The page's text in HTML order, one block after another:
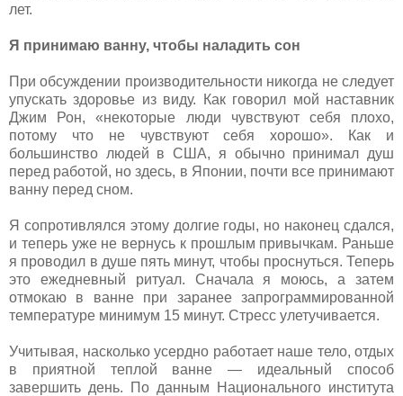
лет.
Я принимаю ванну, чтобы наладить сон
При обсуждении производительности никогда не следует
упускать здоровье из виду. Как говорил мой наставник
Джим Рон, «некоторые люди чувствуют себя плохо,
потому что не чувствуют себя хорошо». Как и
большинство людей в США, я обычно принимал душ
перед работой, но здесь, в Японии, почти все принимают
ванну перед сном.
Я сопротивлялся этому долгие годы, но наконец сдался,
и теперь уже не вернусь к прошлым привычкам. Раньше
я проводил в душе пять минут, чтобы проснуться. Теперь
это ежедневный ритуал. Сначала я моюсь, а затем
отмокаю в ванне при заранее запрограммированной
температуре минимум 15 минут. Стресс улетучивается.
Учитывая, насколько усердно работает наше тело, отдых
в приятной теплой ванне — идеальный способ
завершить день. По данным Национального института